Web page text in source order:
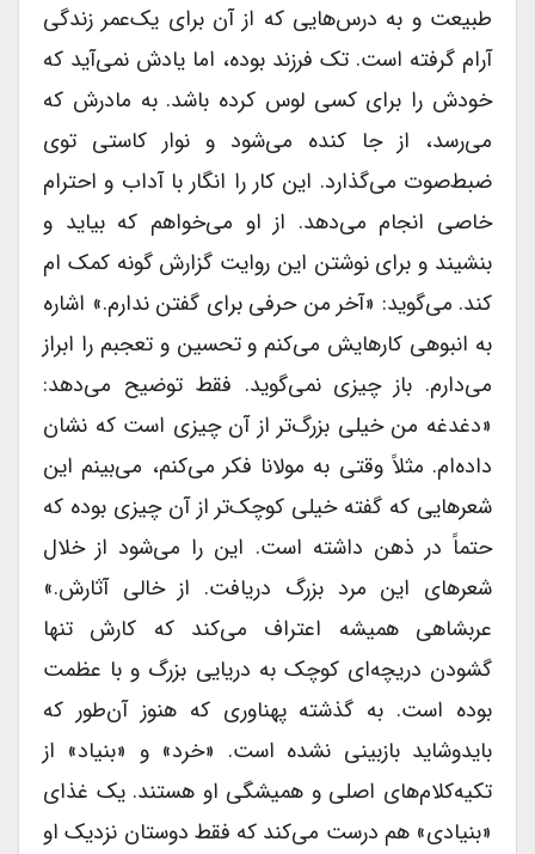
طبیعت و به درس‌هایی که از آن براى یک‌عمر زندگى
آرام گرفته است. تک فرزند بوده، اما یادش نمی‌آید که
خودش را براى کسى لوس کرده باشد. به مادرش که
می‌رسد، از جا کنده می‌شود و نوار کاستى توى
ضبط‌صوت می‌گذارد. این کار را انگار با آداب و احترام
خاصى انجام می‌دهد. از او می‌خواهم که بیاید و
بنشیند و براى نوشتن این روایت گزارش گونه کمک ام
کند. می‌گوید: «آخر من حرفى براى گفتن ندارم.» اشاره
به انبوهى کارهایش می‌کنم و تحسین و تعجبم را ابراز
می‌دارم. باز چیزى نمی‌گوید. فقط توضیح می‌دهد:
«دغدغه من خیلى بزرگ‌تر از آن چیزى است که نشان
داده‌ام. مثلاً وقتى به مولانا فکر می‌کنم، می‌بینم این
شعرهایى که گفته خیلى کوچک‌تر از آن چیزى بوده که
حتماً در ذهن داشته است. این را می‌شود از خلال
شعرهاى این مرد بزرگ دریافت. از خالى آثارش.»
عربشاهى همیشه اعتراف می‌کند که کارش تنها
گشودن دریچه‌ای کوچک به دریایى بزرگ و با عظمت
بوده است. به گذشته پهناورى که هنوز آن‌طور که
بایدوشاید بازبینى نشده است. «خرد» و «بنیاد» از
تکیه‌کلام‌های اصلى و همیشگى او هستند. یک غذاى
«بنیادى» هم درست می‌کند که فقط دوستان نزدیک او